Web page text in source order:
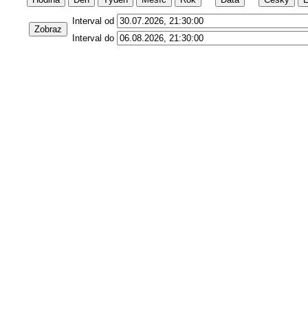
Zobraz
Interval od
Interval do